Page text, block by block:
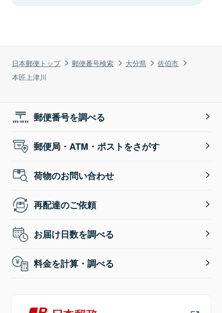
日本郵便トップ 郵便番号検索 大分県
佐伯市
本匠上津川
郵便番号を調べる
郵便局・ATM・ポストをさがす
荷物のお問い合わせ
再配達のご依頼
お届け日数を調べる
料金を計算・調べる